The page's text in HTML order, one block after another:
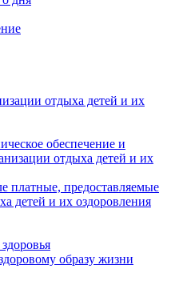
отдыха детей и их
обеспечение и
отдыха детей и их
платные, предоставляемые
детей и их оздоровления
образу жизни